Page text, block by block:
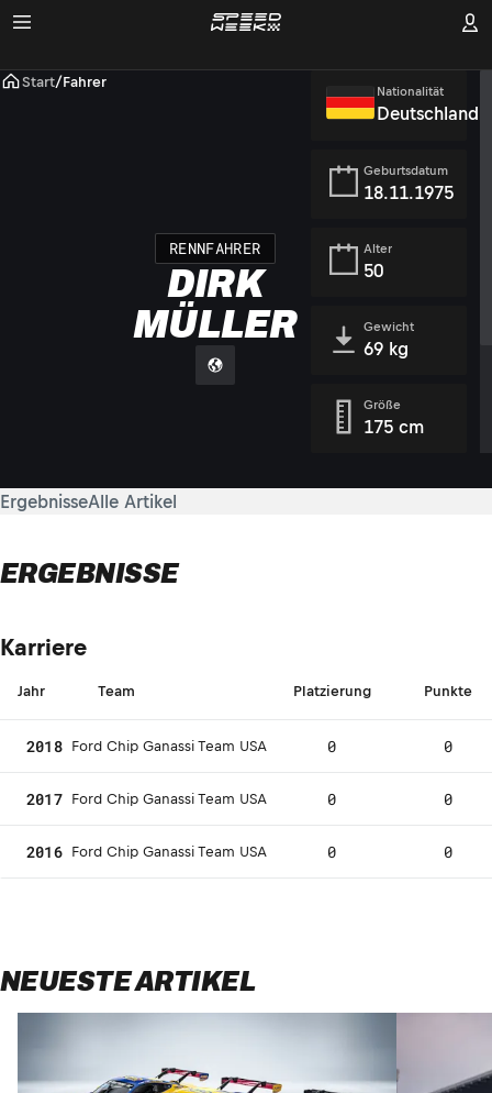
Start/Fahrer
RENNFAHRER
DIRK
MÜLLER
Nationalität
Deutschland
Geburtsdatum
18.11.1975
Alter
50
Gewicht
69 kg
Größe
175 cm
ErgebnisseAlle Artikel
ERGEBNISSE
Karriere
Jahr Team Platzierung Punkte
2018 Ford Chip Ganassi Team USA 0 0
2017 Ford Chip Ganassi Team USA 0 0
2016 Ford Chip Ganassi Team USA 0 0
NEUESTE ARTIKEL